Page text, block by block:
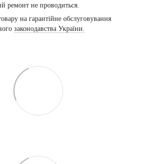
ремонт не проводиться.
на гарантійне обслуговування
законодавства України.